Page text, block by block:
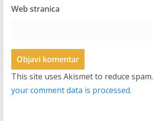
Web stranica
This site uses Akismet to reduce spam.
your comment data is processed.